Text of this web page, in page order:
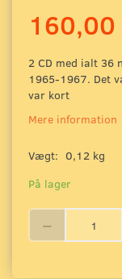
160,00
2 CD med ialt 36
1965-1967. Det
var kort
Mere information
Vægt: 0,12 kg
På lager